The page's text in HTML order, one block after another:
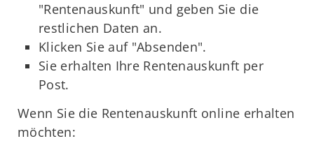
"Rentenauskunft" und geben Sie die
restlichen Daten an.
Klicken Sie auf "Absenden".
Sie erhalten Ihre Rentenauskunft per
Post.
Wenn Sie die Rentenauskunft online erhalten
möchten: